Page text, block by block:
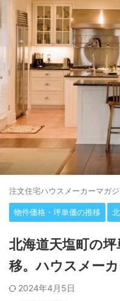
注⽂住宅ハウスメーカーマガ
物件価格・坪単価の推移
北海道天塩町の
移。ハウスメー
2024年4月5日